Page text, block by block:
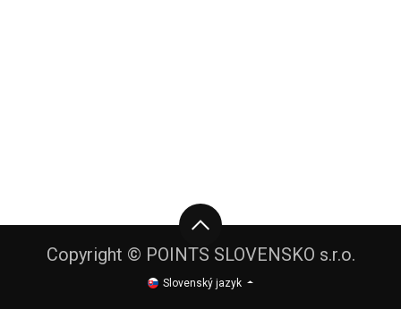
Copyright © POINTS SLOVENSKO s.r.o.
Slovenský jazyk